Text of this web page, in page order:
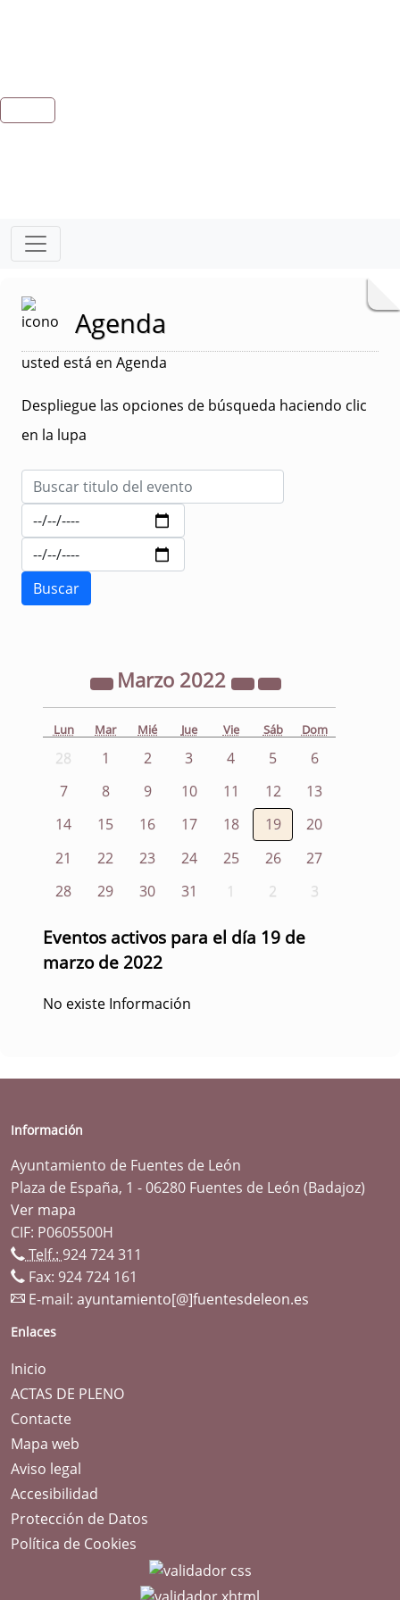
Agenda
usted está en Agenda
Despliegue las opciones de búsqueda haciendo clic
en la lupa
Marzo 2022
Lun Mar Mié Jue Vie Sáb Dom
28 1 2 3 4 5
6
7
8 9 10 11 12
13
14
15 16 17 18 19
20
21
22 23 24 25 26
27
28
29 30 31 1 2 3
Eventos activos para el día 19 de
marzo de 2022
No existe Información
Información
Ayuntamiento de Fuentes de León
Plaza de España, 1 - 06280 Fuentes de León (Badajoz)
Ver mapa
CIF: P0605500H
Telf.: 924 724 311
Fax: 924 724 161
E-mail: ayuntamiento[@]fuentesdeleon.es
Enlaces
Inicio
ACTAS DE PLENO
Contacte
Mapa web
Aviso legal
Accesibilidad
Protección de Datos
Política de Cookies